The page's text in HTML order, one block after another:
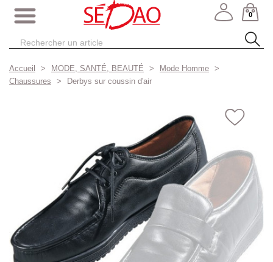
0
Accueil MODE, SANTÉ, BEAUTÉ
Mode Homme
Chaussures
Derbys sur coussin d'air